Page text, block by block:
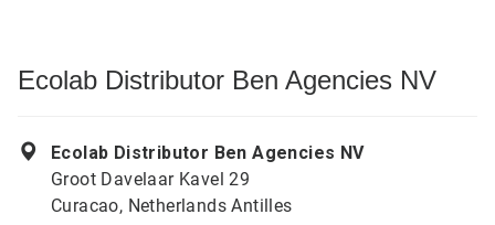
Ecolab Distributor Ben Agencies NV
Ecolab Distributor Ben Agencies NV
Groot Davelaar Kavel 29
Curacao, Netherlands Antilles